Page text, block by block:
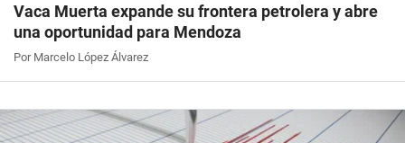
Vaca Muerta expande su frontera petrolera y abre
una oportunidad para Mendoza
Por Marcelo López Álvarez